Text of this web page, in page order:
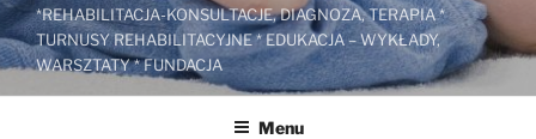
*REHABILITACJA-KONSULTACJE, DIAGNOZA, TERAPIA *
TURNUSY REHABILITACYJNE * EDUKACJA – WYKŁADY,
WARSZTATY * FUNDACJA
Menu